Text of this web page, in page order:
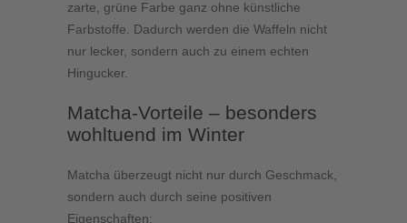
zarte, grüne Farbe ganz ohne künstliche
Farbstoffe. Dadurch werden die Waffeln nicht
nur lecker, sondern auch zu einem echten
Hingucker.
Matcha-Vorteile – besonders
wohltuend im Winter
Matcha überzeugt nicht nur durch Geschmack,
sondern auch durch seine positiven
Eigenschaften: